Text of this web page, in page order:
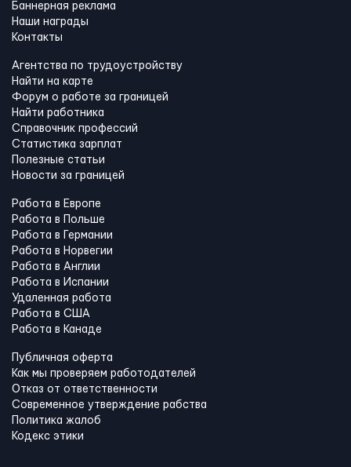
Баннерная реклама
Наши награды
Контакты
Агентства по трудоустройству
Найти на карте
Форум о работе за границей
Найти работника
Справочник профессий
Статистика зарплат
Полезные статьи
Новости за границей
Работа в Европе
Работа в Польше
Работа в Германии
Работа в Норвегии
Работа в Англии
Работа в Испании
Удаленная работа
Работа в США
Работа в Канадe
Публичная оферта
Как мы проверяем работодателей
Отказ от ответственности
Современное утверждение рабства
Политика жалоб
Кодекс этики